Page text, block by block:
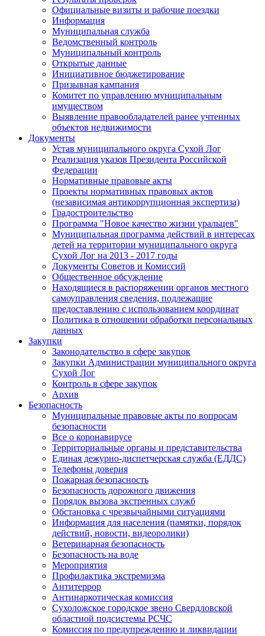
Официальные визиты и рабочие поездки
Информация
Муниципальная служба
Ведомственный контроль
Муниципальный контроль
Открытые данные
Инициативное бюджетирование
Призывная кампания
Комитет по управлению муниципальным
имуществом
Выявление правообладателей ранее учтенных
объектов недвижимости
Документы
Устав муниципального округа Сухой Лог
Реализация указов Президента Российской
Федерации
Нормативные правовые акты
Проекты нормативных правовых актов
(независимая антикоррупционная экспертиза)
Градостроительство
Программа "Новое качество жизни уральцев"
Муниципальная программа действий в интересах
детей на территории муниципального округа
Сухой Лог на 2013 - 2017 годы
Документы Советов и Комиссий
Общественное обсуждение
Находящиеся в распоряжении органов местного
самоуправления сведения, подлежащие
предоставлению с использованием координат
Политика в отношении обработки персональных
данных
Закупки
Законодательство в сфере закупок
Закупки Администрации муниципального округа
Сухой Лог
Контроль в сфере закупок
Архив
Безопасность
Муниципальные правовые акты по вопросам
безопасности
Все о коронавирусе
Территориальные органы и представительства
Единая дежурно-диспетчерская служба (ЕДДС)
Телефоны доверия
Пожарная безопасность
Безопасность дорожного движения
Порядок вызова экстренных служб
Обстановка с чрезвычайными ситуациями
Информация для населения (памятки, порядок
действий, новости, видеоролики)
Ветеринарная безопасность
Безопасность на воде
Мероприятия
Профилактика экстремизма
Антитеррор
Антинаркотическая комиссия
Сухоложское городское звено Свердловской
областной подсистемы РСЧС
Комиссия по предупреждению и ликвидации